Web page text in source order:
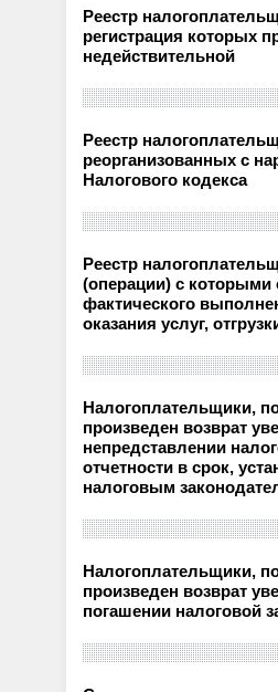
Реестр
регистрация которых
недействительной
Реестр
реорганизованных с
Налогового кодекса
Реестр
(операции) с
фактического
оказания услуг,
Налогоплательщики,
произведен возврат
непредставлении
отчетности в срок,
налоговым
Налогоплательщики,
произведен возврат
погашении налоговой